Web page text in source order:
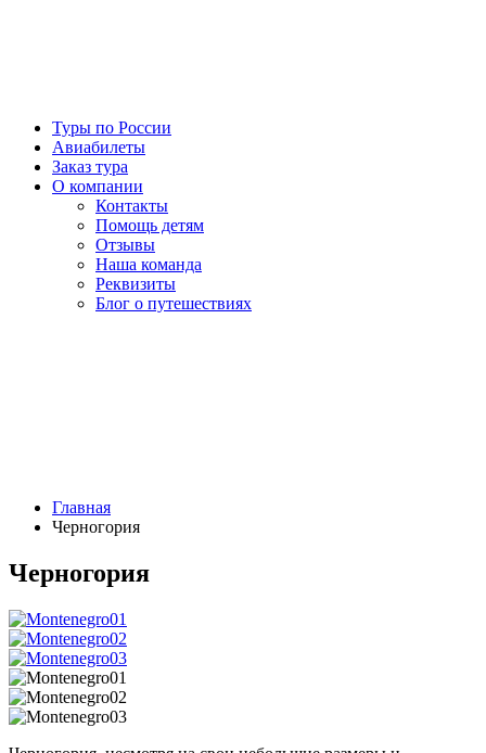
Туры по России
Авиабилеты
Заказ тура
О компании
Контакты
Помощь детям
Отзывы
Наша команда
Реквизиты
Блог о путешествиях
Главная
Черногория
Черногория